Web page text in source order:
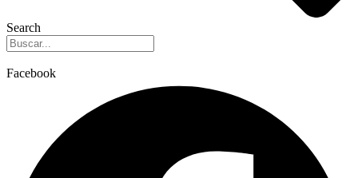
Search
Facebook